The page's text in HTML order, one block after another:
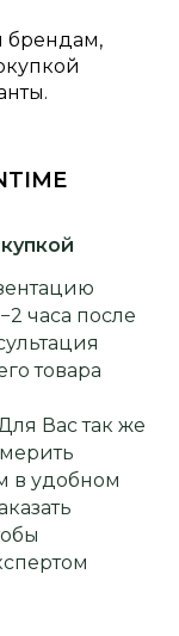
брендам,
часа после
товара
Вас так же
в удобном